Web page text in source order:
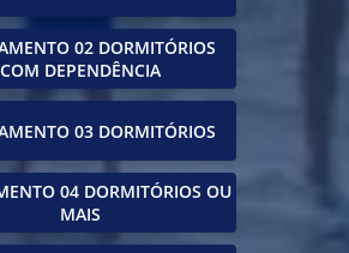
02 DORMITÓRIOS
COM DEPENDÊNCIA
03 DORMITÓRIOS
04 DORMITÓRIOS OU
MAIS